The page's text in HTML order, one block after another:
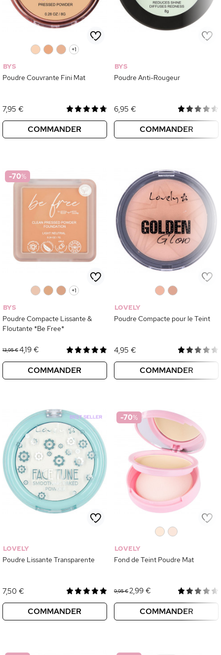
+1
BYS
Poudre Couvrante Fini Mat
7,95 €
COMMANDER
BYS
Poudre Anti-Rougeur
6,95 €
COMMANDER
-70%
+1
BYS
Poudre Compacte Lissante &
Floutante *Be Free*
13,95 €4,19 €
COMMANDER
LOVELY
Poudre Compacte pour le Teint
4,95 €
COMMANDER
LOVELY
Poudre Lissante Transparente
7,50 €
COMMANDER
-70%
LOVELY
Fond de Teint Poudre Mat
9,95 €2,99 €
COMMANDER